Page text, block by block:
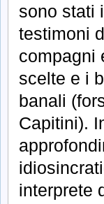
sono stati
testimoni
compagni
scelte e i
banali
Capitini).
interprete